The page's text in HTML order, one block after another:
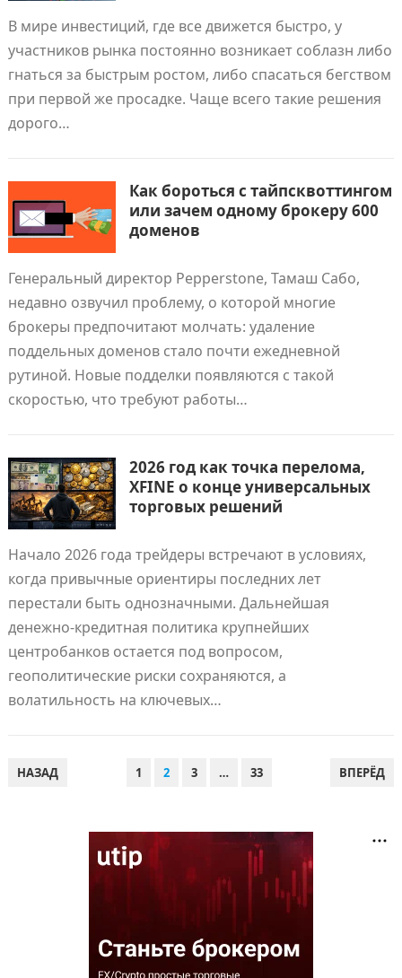
В мире инвестиций, где все движется быстро, у
участников рынка постоянно возникает соблазн либо
гнаться за быстрым ростом, либо спасаться бегством
при первой же просадке. Чаще всего такие решения
дорого…
Как бороться с тайпсквоттингом
или зачем одному брокеру 600
доменов
Генеральный директор Pepperstone, Тамаш Сабо,
недавно озвучил проблему, о которой многие
брокеры предпочитают молчать: удаление
поддельных доменов стало почти ежедневной
рутиной. Новые подделки появляются с такой
скоростью, что требуют работы…
2026 год как точка перелома,
XFINE о конце универсальных
торговых решений
Начало 2026 года трейдеры встречают в условиях,
когда привычные ориентиры последних лет
перестали быть однозначными. Дальнейшая
денежно-кредитная политика крупнейших
центробанков остается под вопросом,
геополитические риски сохраняются, а
волатильность на ключевых…
ПАГИНАЦИЯ
НАЗАД 1 2 3 … 33 ВПЕРЁД